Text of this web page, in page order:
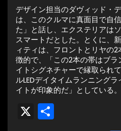
デザイン担当のダヴィッド・
は、このクルマに真面目で自
た」と話し、エクステリアは
スマートだとした。とくに、
ィティは、フロントとリヤの
徴的で、「この2本の帯はブ
イトシグネチャーで縁取られ
ルLEDデイタイムランニング
イトが印象的だ」としている
X